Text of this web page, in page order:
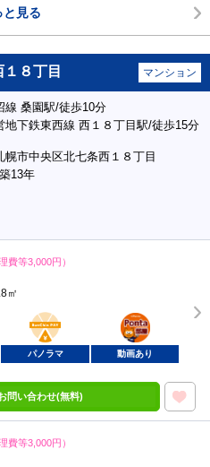
と見る
８丁目 マンション
線 桑園駅/徒歩10分
地下鉄東西線 西１８丁目駅/徒歩15分
幌市中央区北七条西１８丁目
13年
費等3,000円）
㎡
BunChinPAY
ポンタ
部屋
パノラマ 動画あり
問い合わせ(無料)
費等3,000円）